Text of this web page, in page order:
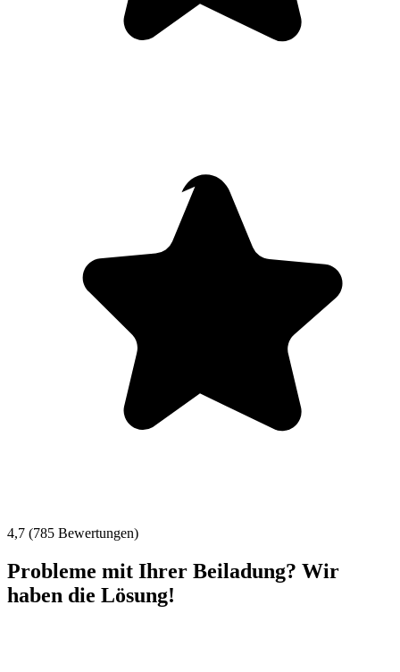
4,7 (785 Bewertungen)
Probleme mit Ihrer Beiladung? Wir
haben die Lösung!